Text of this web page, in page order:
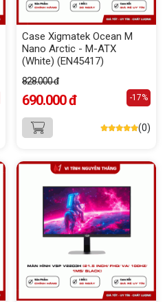
Case Xigmatek Ocean M
Nano Arctic - M-ATX
(White) (EN45417)
828.000 đ
690.000 đ -17%
(0)